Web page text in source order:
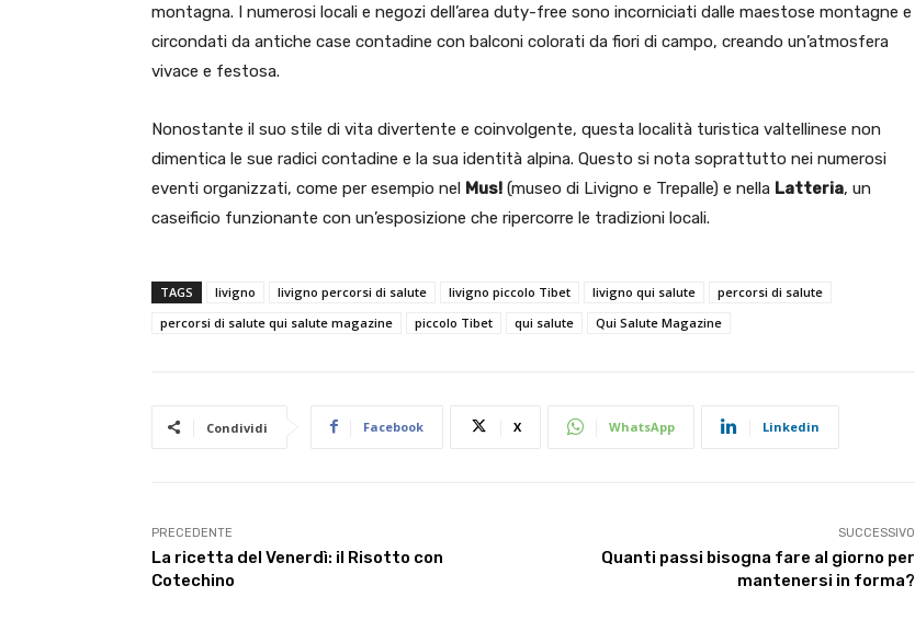
montagna. I numerosi locali e negozi dell’area duty-free sono incorniciati dalle maestose montagne e
circondati da antiche case contadine con balconi colorati da fiori di campo, creando un’atmosfera
vivace e festosa.
Nonostante il suo stile di vita divertente e coinvolgente, questa località turistica valtellinese non
dimentica le sue radici contadine e la sua identità alpina. Questo si nota soprattutto nei numerosi
eventi organizzati, come per esempio nel Mus! (museo di Livigno e Trepalle) e nella Latteria, un
caseificio funzionante con un’esposizione che ripercorre le tradizioni locali.
TAGS livigno livigno percorsi di salute livigno piccolo Tibet livigno qui salute
percorsi di salute
percorsi di salute qui salute magazine
piccolo Tibet qui salute Qui Salute Magazine
Condividi Facebook X WhatsApp Linkedin
PRECEDENTE
La ricetta del Venerdì: il Risotto con
Cotechino
SUCCESSIVO
Quanti passi bisogna fare al giorno per
mantenersi in forma?